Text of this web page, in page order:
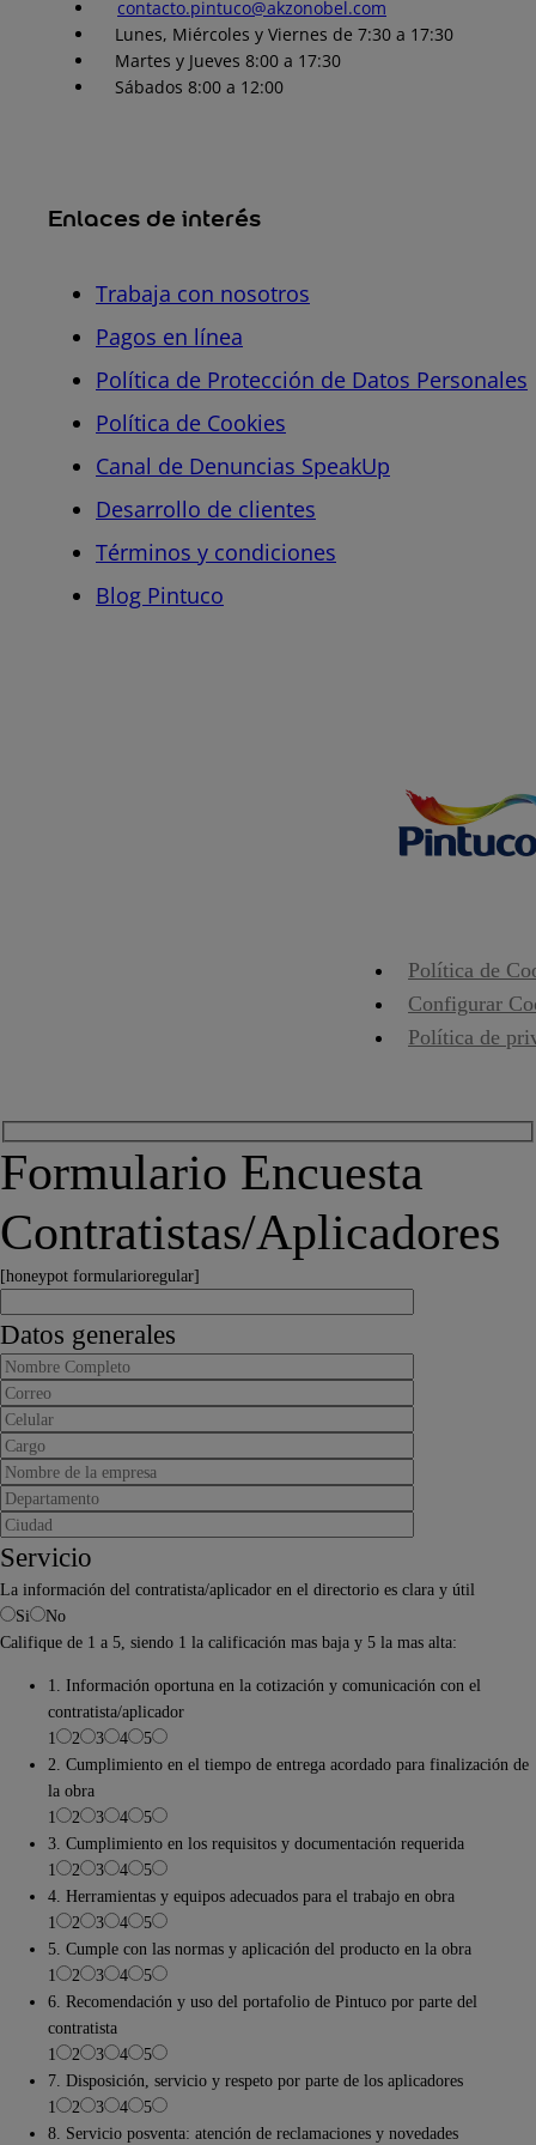
contacto.pintuco@akzonobel.com
Lunes, Miércoles y Viernes de 7:30 a 17:30
Martes y Jueves 8:00 a 17:30
Sábados 8:00 a 12:00
Enlaces de interés
Trabaja con nosotros
Pagos en línea
Política de Protección de Datos Personales
Política de Cookies
Canal de Denuncias SpeakUp
Desarrollo de clientes
Términos y condiciones
Blog Pintuco
Política de
Configurar
Política de
Formulario Encuesta
Contratistas/Aplicadores
[honeypot formularioregular]
Datos generales
Servicio
La información del contratista/aplicador en el directorio es clara y útil
Si
No
Califique de 1 a 5, siendo 1 la calificación mas baja y 5 la mas alta:
1. Información oportuna en la cotización y comunicación con el
contratista/aplicador
1
2 3 4
5
2. Cumplimiento en el tiempo de entrega acordado para finalización de
la obra
1
2 3 4
5
3. Cumplimiento en los requisitos y documentación requerida
1
2 3 4
5
4. Herramientas y equipos adecuados para el trabajo en obra
1
2 3 4
5
5. Cumple con las normas y aplicación del producto en la obra
1
2 3 4
5
6. Recomendación y uso del portafolio de Pintuco por parte del
contratista
1
2 3 4
5
7. Disposición, servicio y respeto por parte de los aplicadores
1
2 3 4
5
8. Servicio posventa: atención de reclamaciones y novedades